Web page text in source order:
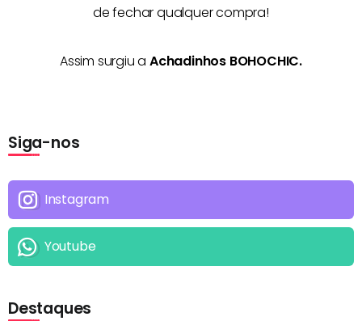
de fechar qualquer compra!
Assim surgiu a Achadinhos BOHOCHIC.
Siga-nos
Instagram
Youtube
Destaques